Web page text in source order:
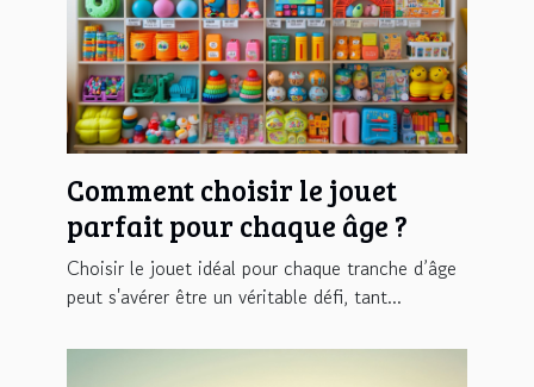
Comment choisir le jouet
parfait pour chaque âge ?
Choisir le jouet idéal pour chaque tranche d’âge
peut s'avérer être un véritable défi, tant...